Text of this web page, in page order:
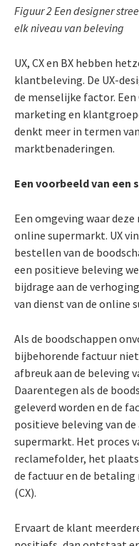
Figuur 2 Een designer
elk niveau van beleving
UX, CX en BX hebben
klantbeleving. De UX-
de menselijke factor.
marketing en
denkt meer in termen
marktbenaderingen.
Een voorbeeld van een
Een omgeving waar
online supermarkt. UX
bestellen van de
een positieve beleving
bijdrage aan de
van dienst van de online
Als de boodschappen
bijbehorende factuur
afbreuk aan de beleving
Daarentegen als de
geleverd worden en de
positieve beleving van
supermarkt. Het proces
reclamefolder, het
de factuur en de
(CX).
Ervaart de klant